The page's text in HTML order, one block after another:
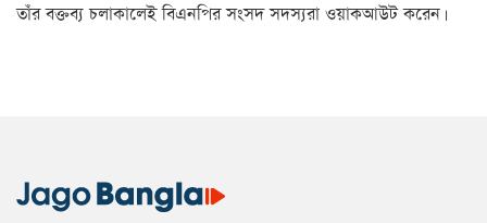
তাঁর বক্তব্য চলাকালেই বিএনপির সংসদ সদস্যরা ওয়াকআউট করেন।